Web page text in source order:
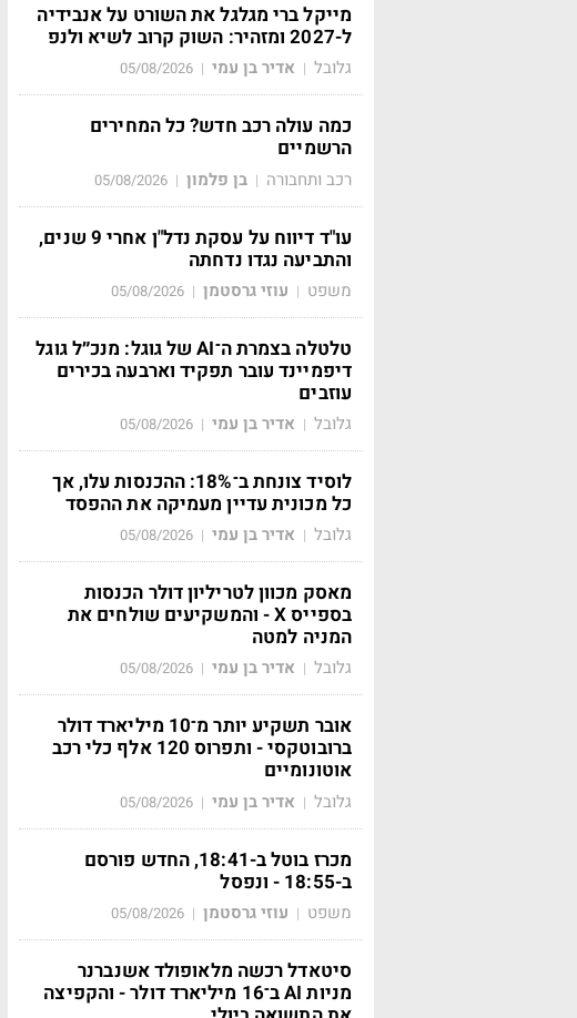
מייקל ברי מגלגל את השורט על אנבידיה
ל-2027 ומזהיר: השוק קרוב לשיא ולנפ
גלובל | אדיר בן עמי |
05/08/2026
כמה עולה רכב חדש? כל המחירים
הרשמיים
רכב ותחבורה | בן פלמון |
05/08/2026
עו"ד דיווח על עסקת נדל"ן אחרי 9 שנים,
והתביעה נגדו נדחתה
משפט | עוזי גרסטמן |
05/08/2026
טלטלה בצמרת ה־AI של גוגל: מנכ״ל גוגל
דיפמיינד עובר תפקיד וארבעה בכירים
עוזבים
גלובל | אדיר בן עמי |
05/08/2026
לוסיד צונחת ב־18%: ההכנסות עלו, אך
כל מכונית עדיין מעמיקה את ההפסד
גלובל | אדיר בן עמי |
05/08/2026
מאסק מכוון לטריליון דולר הכנסות
בספייס X - והמשקיעים שולחים את
המניה למטה
גלובל | אדיר בן עמי |
05/08/2026
אובר תשקיע יותר מ־10 מיליארד דולר
ברובוטקסי - ותפרוס 120 אלף כלי רכב
אוטונומיים
גלובל | אדיר בן עמי |
05/08/2026
מכרז בוטל ב-18:41, החדש פורסם
ב-18:55 - ונפסל
משפט | עוזי גרסטמן |
05/08/2026
סיטאדל רכשה מלאופולד אשנברנר
מניות AI ב־16 מיליארד דולר - והקפיצה